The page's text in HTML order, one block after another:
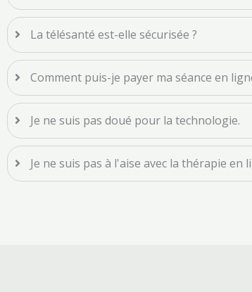
La télésanté est-elle sécurisée ?
Comment puis-je payer ma séance en
Je ne suis pas doué pour la technologie.
Je ne suis pas à l'aise avec la thérapie en